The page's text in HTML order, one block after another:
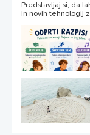
Predstavljaj si, da
in novih tehnologij